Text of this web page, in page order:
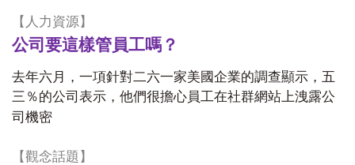
【 人力資源】
公司要這樣管員工嗎？
去年六月，一項針對二六一家美國企業的調查顯示，五
三％的公司表示，他們很擔心員工在社群網站上洩露公
司機密
【觀念話題 】